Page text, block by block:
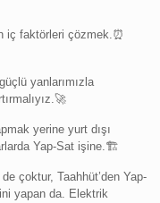
iç faktörleri çözmek.⏰️
yanlarımızla
yerine yurt dışı
Yap-Sat işine.🏗
çoktur, Taahhüt’den Yap-
yapan da. Elektrik